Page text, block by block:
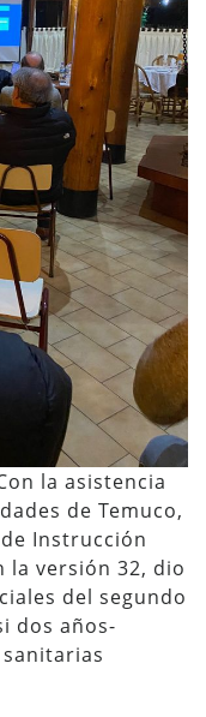
la asistencia
de Temuco,
Instrucción
la versión 32, dio
del segundo
dos años-